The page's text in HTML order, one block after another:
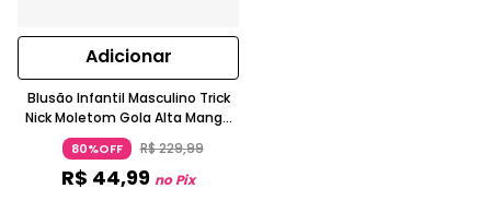
Adicionar
Blusão Infantil Masculino Trick
Nick Moletom Gola Alta Manga
Longa Listrado Caramelo
80%OFF R$229,99
R$ 44,99 no Pix